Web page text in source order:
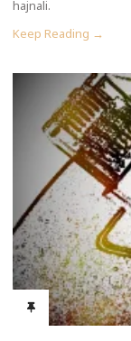
hajnali.
Keep Reading →